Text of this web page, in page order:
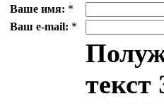
Ваше имя: *
Ваш e-mail: *
текст